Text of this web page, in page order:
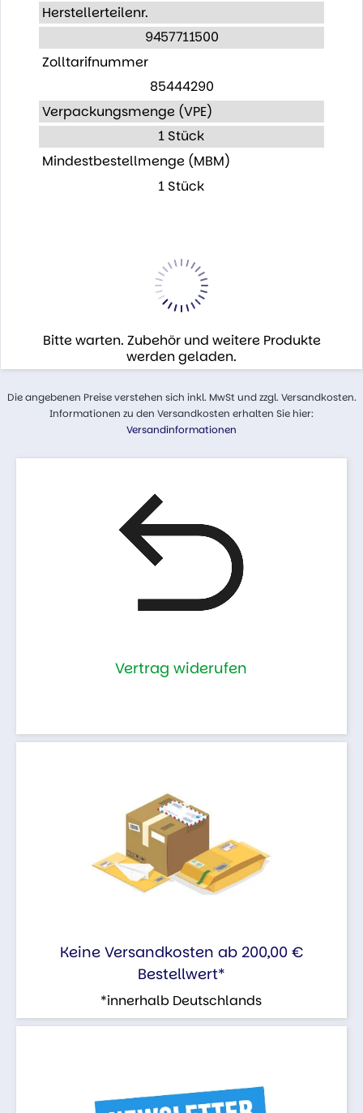
Herstellerteilenr.
9457711500
Zolltarifnummer
85444290
Verpackungsmenge (VPE)
1 Stück
Mindestbestellmenge (MBM)
1 Stück
Bitte warten. Zubehör und weitere Produkte
werden geladen.
Die angebenen Preise verstehen sich inkl. MwSt und zzgl. Versandkosten.
Informationen zu den Versandkosten erhalten Sie hier:
Versandinformationen
Vertrag widerufen
Keine Versandkosten ab 200,00 €
Bestellwert*
*innerhalb Deutschlands